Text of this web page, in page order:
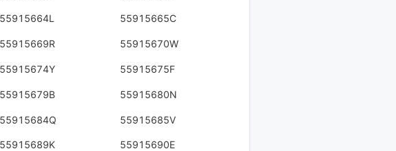
55915664L 55915665C
55915669R 55915670W
55915674Y 55915675F
55915679B 55915680N
55915684Q 55915685V
55915689K 55915690E